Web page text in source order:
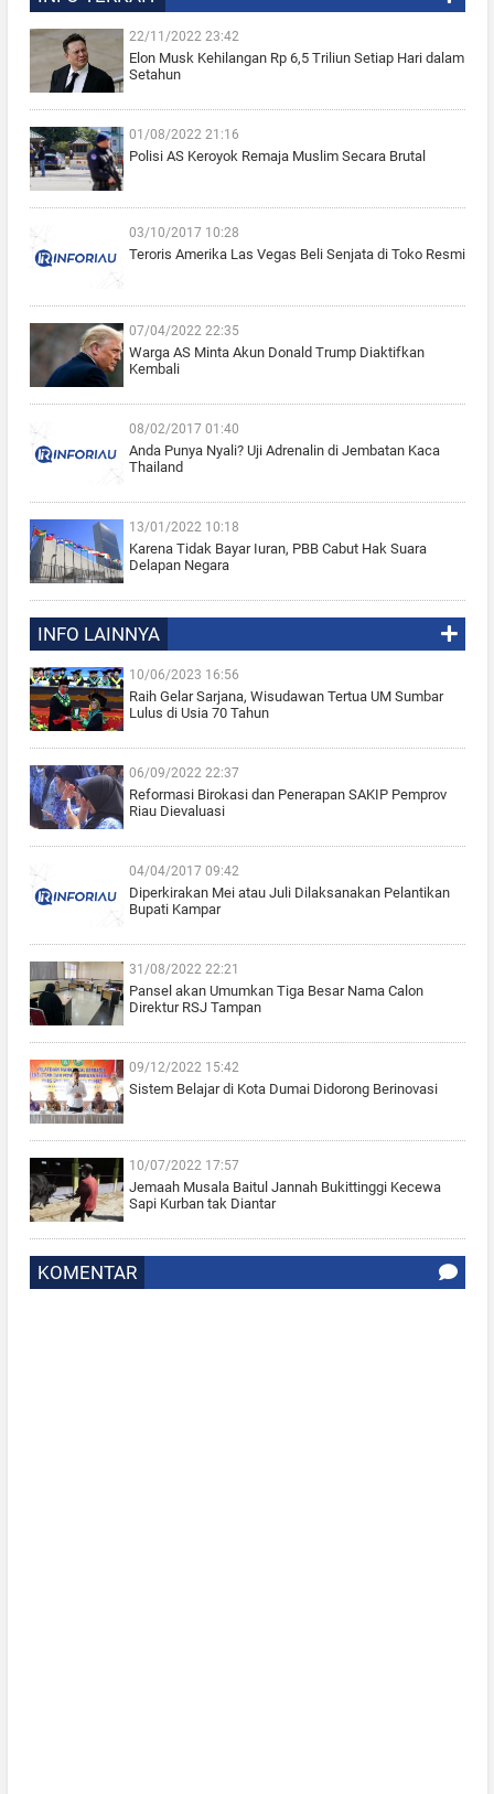
22/11/2022 23:42
Elon Musk Kehilangan Rp 6,5 Triliun Setiap Hari dalam
Setahun
01/08/2022 21:16
Polisi AS Keroyok Remaja Muslim Secara Brutal
03/10/2017 10:28
Teroris Amerika Las Vegas Beli Senjata di Toko Resmi
07/04/2022 22:35
Warga AS Minta Akun Donald Trump Diaktifkan
Kembali
08/02/2017 01:40
Anda Punya Nyali? Uji Adrenalin di Jembatan Kaca
Thailand
13/01/2022 10:18
Karena Tidak Bayar Iuran, PBB Cabut Hak Suara
Delapan Negara
INFO LAINNYA
10/06/2023 16:56
Raih Gelar Sarjana, Wisudawan Tertua UM Sumbar
Lulus di Usia 70 Tahun
06/09/2022 22:37
Reformasi Birokasi dan Penerapan SAKIP Pemprov
Riau Dievaluasi
04/04/2017 09:42
Diperkirakan Mei atau Juli Dilaksanakan Pelantikan
Bupati Kampar
31/08/2022 22:21
Pansel akan Umumkan Tiga Besar Nama Calon
Direktur RSJ Tampan
09/12/2022 15:42
Sistem Belajar di Kota Dumai Didorong Berinovasi
10/07/2022 17:57
Jemaah Musala Baitul Jannah Bukittinggi Kecewa
Sapi Kurban tak Diantar
KOMENTAR